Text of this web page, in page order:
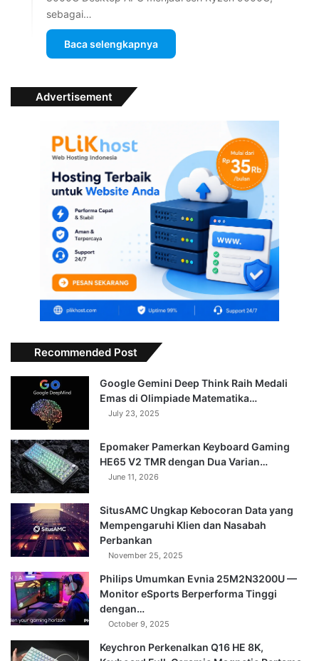
sebagai…
Baca selengkapnya
Advertisement
Recommended Post
Google Gemini Deep Think Raih Medali
Emas di Olimpiade Matematika…
July 23, 2025
Epomaker Pamerkan Keyboard Gaming
HE65 V2 TMR dengan Dua Varian…
June 11, 2026
SitusAMC Ungkap Kebocoran Data yang
Mempengaruhi Klien dan Nasabah
Perbankan
November 25, 2025
Philips Umumkan Evnia 25M2N3200U —
Monitor eSports Berperforma Tinggi
dengan…
October 9, 2025
Keychron Perkenalkan Q16 HE 8K,